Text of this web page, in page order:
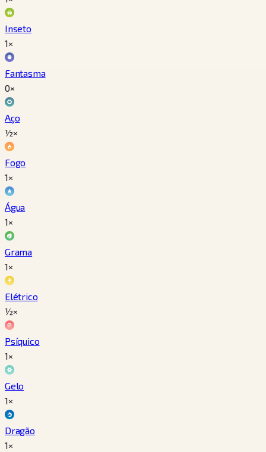
Inseto
1×
Fantasma
0×
Aço
½×
Fogo
1×
Água
1×
Grama
1×
Elétrico
½×
Psíquico
1×
Gelo
1×
Dragão
1×